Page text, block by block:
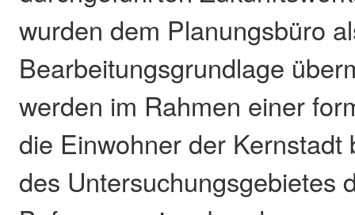
wurden dem Planungsbüro
Bearbeitungsgrundlage
werden im Rahmen einer
die Einwohner der Kernstadt
des Untersuchungsgebietes